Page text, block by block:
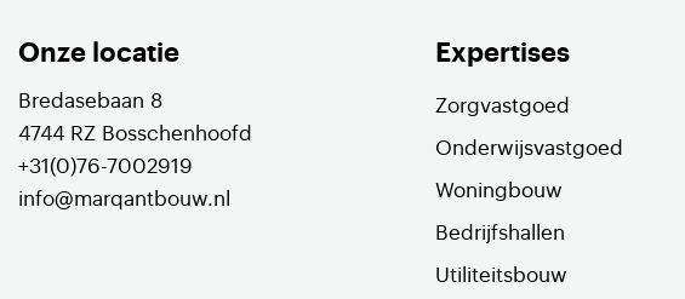
Onze locatie
Bredasebaan 8
4744 RZ Bosschenhoofd
+31(0)76-7002919
info@marqantbouw.nl
Expertises
Zorgvastgoed
Onderwijsvastgoed
Woningbouw
Bedrijfshallen
Utiliteitsbouw